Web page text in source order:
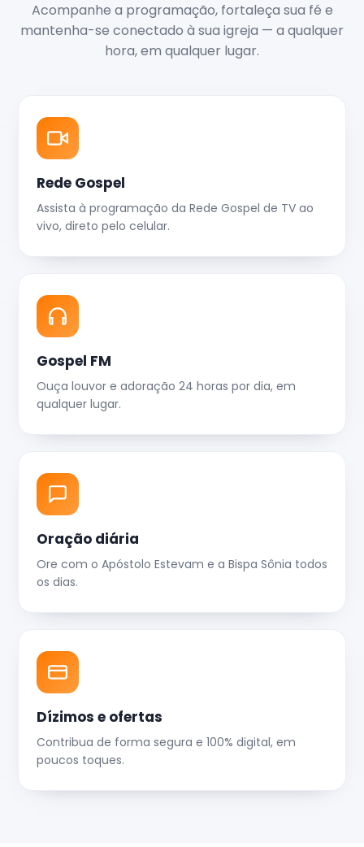
Acompanhe a programação, fortaleça sua fé e
mantenha-se conectado à sua igreja — a qualquer
hora, em qualquer lugar.
Rede Gospel
Assista à programação da Rede Gospel de TV ao
vivo, direto pelo celular.
Gospel FM
Ouça louvor e adoração 24 horas por dia, em
qualquer lugar.
Oração diária
Ore com o Apóstolo Estevam e a Bispa Sônia todos
os dias.
Dízimos e ofertas
Contribua de forma segura e 100% digital, em
poucos toques.